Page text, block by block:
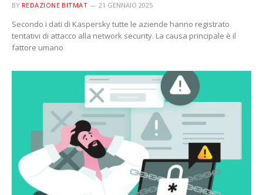
BY REDAZIONE BITMAT 21 GENNAIO 2025
Secondo i dati di Kaspersky tutte le aziende hanno registrato
tentativi di attacco alla network security. La causa principale è il
fattore umano